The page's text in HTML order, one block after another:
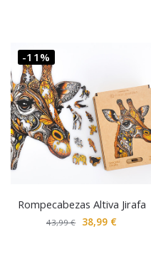
-11%
Rompecabezas Altiva Jirafa
43,99€ 38,99 €